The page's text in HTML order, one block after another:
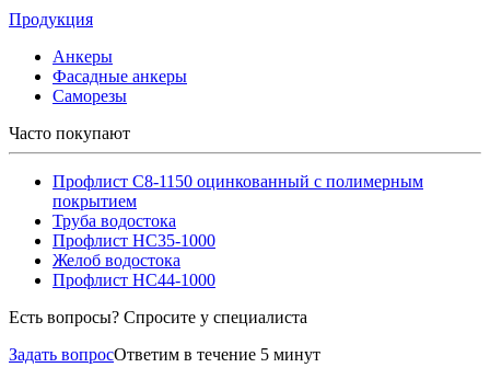
Продукция
Анкеры
Фасадные анкеры
Саморезы
Часто покупают
Профлист С8-1150 оцинкованный с полимерным
покрытием
Труба водостока
Профлист НС35-1000
Желоб водостока
Профлист НС44-1000
Есть вопросы? Спросите у специалиста
Задать вопросОтветим в течение 5 минут